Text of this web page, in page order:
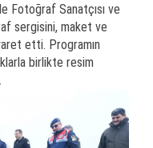
Fotoğraf Sanatçısı ve
sergisini, maket ve
etti. Programın
birlikte resim